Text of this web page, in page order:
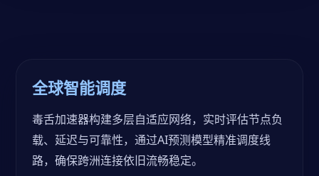
全球智能调度
毒舌加速器构建多层自适应网络，实时评估节点负
载、延迟与可靠性，通过AI预测模型精准调度线
路，确保跨洲连接依旧流畅稳定。